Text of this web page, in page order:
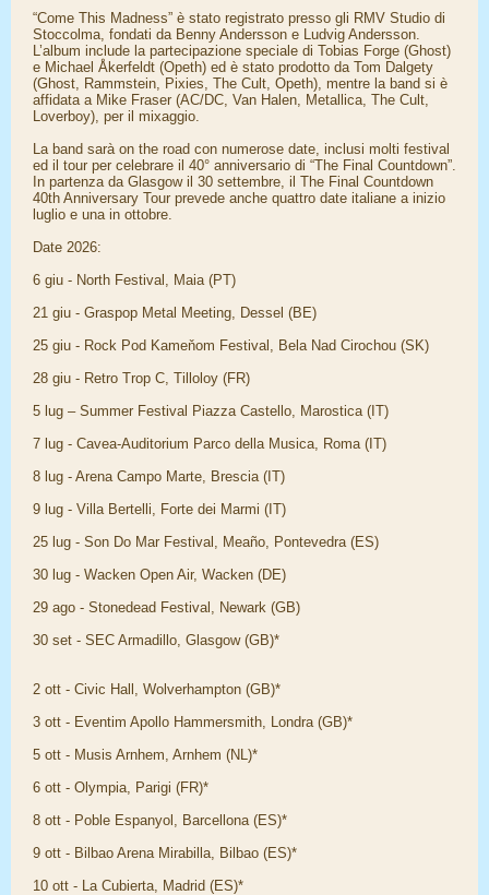
“Come This Madness” è stato registrato presso gli RMV Studio di
Stoccolma, fondati da Benny Andersson e Ludvig Andersson.
L’album include la partecipazione speciale di Tobias Forge (Ghost)
e Michael Åkerfeldt (Opeth) ed è stato prodotto da Tom Dalgety
(Ghost, Rammstein, Pixies, The Cult, Opeth), mentre la band si è
affidata a Mike Fraser (AC/DC, Van Halen, Metallica, The Cult,
Loverboy), per il mixaggio.
La band sarà on the road con numerose date, inclusi molti festival
ed il tour per celebrare il 40° anniversario di “The Final Countdown”.
In partenza da Glasgow il 30 settembre, il The Final Countdown
40th Anniversary Tour prevede anche quattro date italiane a inizio
luglio e una in ottobre.
Date 2026:
6 giu - North Festival, Maia (PT)
21 giu - Graspop Metal Meeting, Dessel (BE)
25 giu - Rock Pod Kameňom Festival, Bela Nad Cirochou (SK)
28 giu - Retro Trop C, Tilloloy (FR)
5 lug – Summer Festival Piazza Castello, Marostica (IT)
7 lug - Cavea-Auditorium Parco della Musica, Roma (IT)
8 lug - Arena Campo Marte, Brescia (IT)
9 lug - Villa Bertelli, Forte dei Marmi (IT)
25 lug - Son Do Mar Festival, Meaño, Pontevedra (ES)
30 lug - Wacken Open Air, Wacken (DE)
29 ago - Stonedead Festival, Newark (GB)
30 set - SEC Armadillo, Glasgow (GB)*
2 ott - Civic Hall, Wolverhampton (GB)*
3 ott - Eventim Apollo Hammersmith, Londra (GB)*
5 ott - Musis Arnhem, Arnhem (NL)*
6 ott - Olympia, Parigi (FR)*
8 ott - Poble Espanyol, Barcellona (ES)*
9 ott - Bilbao Arena Mirabilla, Bilbao (ES)*
10 ott - La Cubierta, Madrid (ES)*